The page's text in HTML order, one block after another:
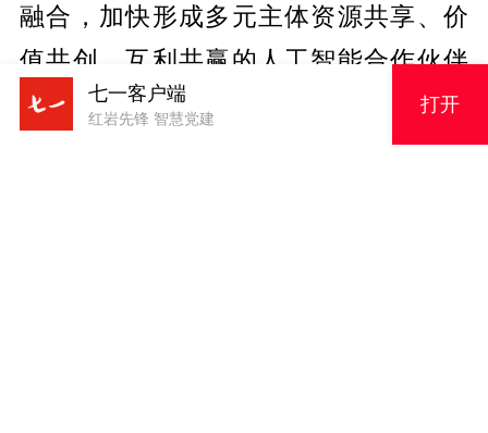
融合，加快形成多元主体资源共享、价
值共创、互利共赢的人工智能合作伙伴
生态圈。七一客户端
红岩先锋 智慧党建
打开